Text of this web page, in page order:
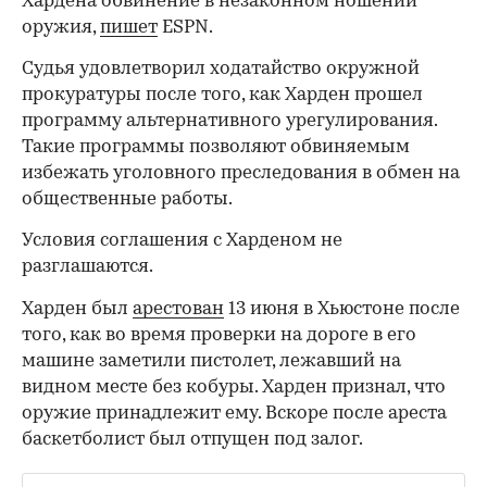
оружия,пишет ESPN.
Судья удовлетворил ходатайство окружной
прокуратуры после того, как Харден прошел
программу альтернативного урегулирования.
Такие программы позволяют обвиняемым
избежать уголовного преследования в обмен на
общественные работы.
Условия соглашения с Харденом не
разглашаются.
Харден был арестован 13 июня в Хьюстоне после
того, как во время проверки на дороге в его
машине заметили пистолет, лежавший на
видном месте без кобуры. Харден признал, что
оружие принадлежит ему. Вскоре после ареста
баскетболист был отпущен под залог.